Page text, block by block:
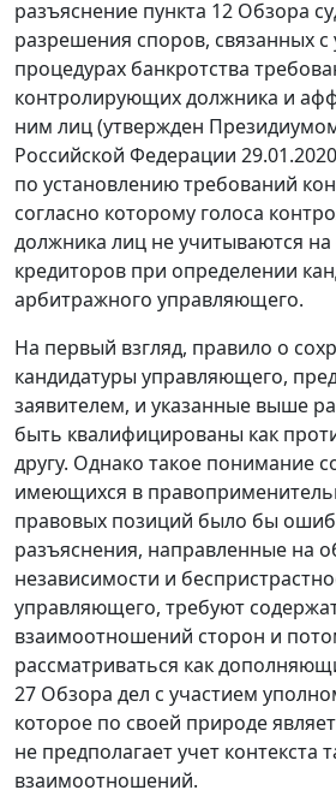
разъяснение пункта 12 Обзора
разрешения споров, связанных с
процедурах банкротства
контролирующих должника и
ним лиц (утвержден
Российской Федерации
по установлению требований
согласно которому голоса
должника лиц не учитываются
кредиторов при определении
арбитражного управляющего.
На первый взгляд, правило о
кандидатуры управляющего,
заявителем, и указанные выше
быть квалифицированы как
другу. Однако такое понимание
имеющихся в
правовых позиций было бы
разъяснения, направленные на
независимости и
управляющего, требуют
взаимоотношений сторон и
рассматриваться как
27 Обзора дел с участием
которое по своей природе
не предполагает учет контекста
взаимоотношений.